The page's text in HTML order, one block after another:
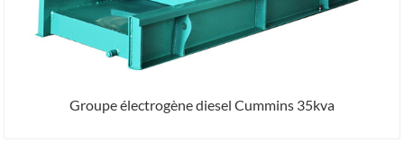
Groupe électrogène diesel Cummins 35kva